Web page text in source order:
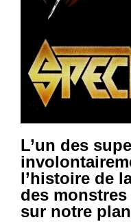
L’un des
l’histoire de
des
sur notre